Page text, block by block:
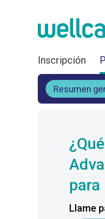
Inscripción
Resumen
para
Llame